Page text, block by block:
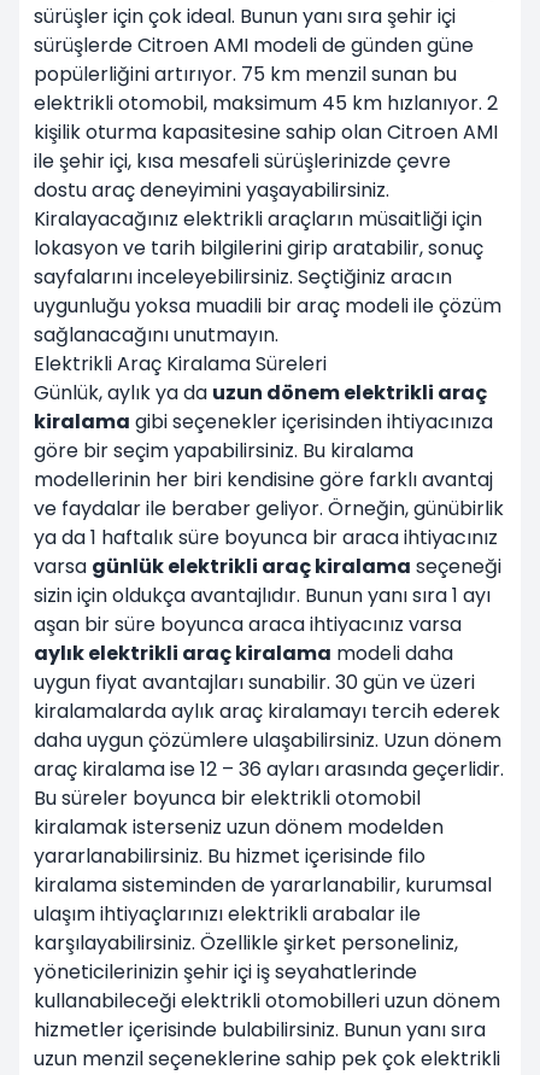
sürüşler için çok ideal. Bunun yanı sıra şehir içi
sürüşlerde Citroen AMI modeli de günden güne
popülerliğini artırıyor. 75 km menzil sunan bu
elektrikli otomobil, maksimum 45 km hızlanıyor. 2
kişilik oturma kapasitesine sahip olan Citroen AMI
ile şehir içi, kısa mesafeli sürüşlerinizde çevre
dostu araç deneyimini yaşayabilirsiniz.
Kiralayacağınız elektrikli araçların müsaitliği için
lokasyon ve tarih bilgilerini girip aratabilir, sonuç
sayfalarını inceleyebilirsiniz. Seçtiğiniz aracın
uygunluğu yoksa muadili bir araç modeli ile çözüm
sağlanacağını unutmayın.
Elektrikli Araç Kiralama Süreleri
Günlük, aylık ya da uzun dönem elektrikli araç
kiralama gibi seçenekler içerisinden ihtiyacınıza
göre bir seçim yapabilirsiniz. Bu kiralama
modellerinin her biri kendisine göre farklı avantaj
ve faydalar ile beraber geliyor. Örneğin, günübirlik
ya da 1 haftalık süre boyunca bir araca ihtiyacınız
varsa günlük elektrikli araç kiralama seçeneği
sizin için oldukça avantajlıdır. Bunun yanı sıra 1 ayı
aşan bir süre boyunca araca ihtiyacınız varsa
aylık elektrikli araç kiralama modeli daha
uygun fiyat avantajları sunabilir. 30 gün ve üzeri
kiralamalardaaylık araç kiralamayı tercih ederek
daha uygun çözümlere ulaşabilirsiniz. Uzun dönem
araç kiralamaise 12 – 36 ayları arasında geçerlidir.
Bu süreler boyunca bir elektrikli otomobil
kiralamak isterseniz uzun dönem modelden
yararlanabilirsiniz. Bu hizmet içerisinde filo
kiralama sisteminden de yararlanabilir, kurumsal
ulaşım ihtiyaçlarınızı elektrikli arabalar ile
karşılayabilirsiniz. Özellikle şirket personeliniz,
yöneticilerinizin şehir içi iş seyahatlerinde
kullanabileceği elektrikli otomobilleri uzun dönem
hizmetler içerisinde bulabilirsiniz. Bunun yanı sıra
uzun menzil seçeneklerine sahip pek çok elektrikli